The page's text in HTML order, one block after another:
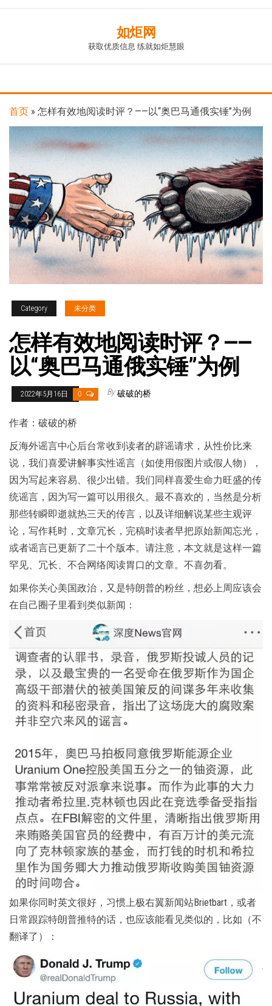
content
如炬网
获取优质信息 练就如炬慧眼
首页 » 怎样有效地阅读时评？——以“奥巴马通俄实锤”为例
Category 未分类
怎样有效地阅读时评？——
以“奥巴马通俄实锤”为例
2022年5月16日 0 By 破破的桥
作者：破破的桥
反海外谣言中心后台常收到读者的辟谣请求，从性价比来
说，我们喜爱讲解事实性谣言（如使用假图片或假人物），
因为写起来容易、很少出错。我们同样喜爱生命力旺盛的传
统谣言，因为写一篇可以用很久。最不喜欢的，当然是分析
那些转瞬即逝就热三天的传言，以及详细解说某些主观评
论，写作耗时，文章冗长，完稿时读者早把原始新闻忘光，
或者谣言已更新了二十个版本。请注意，本文就是这样一篇
罕见、冗长、不合网络阅读胃口的文章。不喜勿看。
如果你关心美国政治，又是特朗普的粉丝，想必上周应该会
在自己圈子里看到类似新闻：
如果你同时英文很好，习惯上极右翼新闻站Brietbart，或者
日常跟踪特朗普推特的话，也应该能看见类似的，比如（不
翻译了）：